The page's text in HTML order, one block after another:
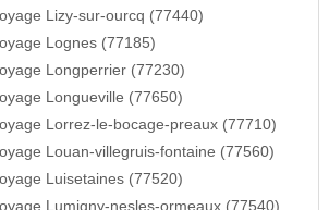
Lizy-sur-ourcq (77440)
Lognes (77185)
Longperrier (77230)
Longueville (77650)
Lorrez-le-bocage-preaux (77710)
Louan-villegruis-fontaine (77560)
Luisetaines (77520)
Lumigny-nesles-ormeaux (77540)